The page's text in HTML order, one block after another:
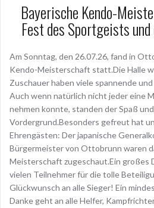
Bayerische Kendo-
Fest des Sportgeists
Am Sonntag, den 26.07.26, fand in
Kendo-Meisterschaft statt.Die Halle
Zuschauer haben viele spannende
Auch wenn natürlich nicht jeder eine
nehmen konnte, standen der Spaß
Vordergrund.Besonders gefreut hat
Ehrengästen: Der japanische
Bürgermeister von Ottobrunn waren
Meisterschaft zugeschaut.Ein großes
vielen Teilnehmer für die tolle
Glückwunsch an alle Sieger! Ein
Danke geht an alle Helfer,